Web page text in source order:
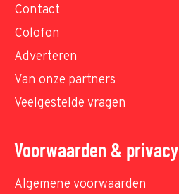
Contact
Colofon
Adverteren
Van onze partners
Veelgestelde vragen
Voorwaarden & privacy
Algemene voorwaarden